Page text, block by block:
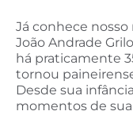
Já conhece
João Andrade
há praticamente
tornou
Desde sua
momentos de